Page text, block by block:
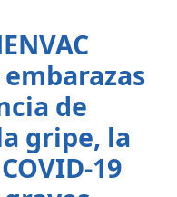
de
gripe, la
19